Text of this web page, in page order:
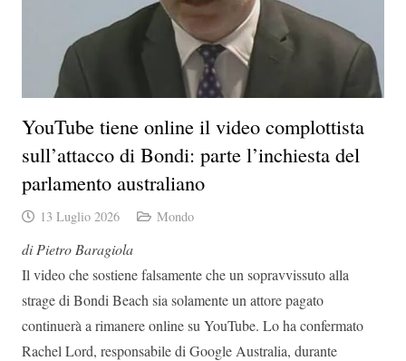
YouTube tiene online il video complottista
sull’attacco di Bondi: parte l’inchiesta del
parlamento australiano
13 Luglio 2026 Mondo
di Pietro Baragiola
Il video che sostiene falsamente che un sopravvissuto alla
strage di Bondi Beach sia solamente un attore pagato
continuerà a rimanere online su YouTube. Lo ha confermato
Rachel Lord, responsabile di Google Australia, durante